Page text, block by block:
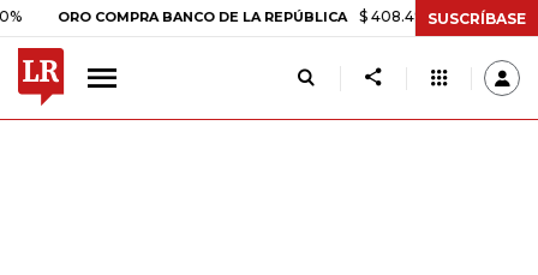
ORO COMPRA BANCO DE LA REPÚBLICA $ 408.498,97 +$ 8.753,81
SUSCRÍBASE